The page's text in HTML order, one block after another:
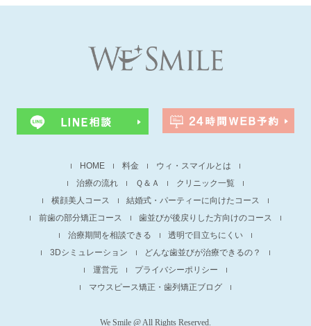
HOME 料金
ウィ・スマイルとは
治療の流れ
Ｑ＆Ａ
クリニック一覧
横顔美人コース
結婚式・パーティーに向けたコース
前歯の部分矯正コース
歯並びが後戻りした方向けのコース
治療期間を相談できる
透明で目立ちにくい
3Dシミュレーション
どんな歯並びが治療できるの？
運営元
プライバシーポリシー
マウスピース矯正・歯列矯正ブログ
We Smile @ All Rights Reserved.